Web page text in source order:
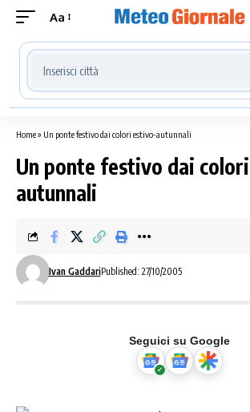
Aa
Cerca località meteo
Home» Un ponte festivo dai colori estivo-autunnali
Un ponte festivo dai
autunnali
Ivan GaddariPublished: 27/10/2005
Seguici su Google